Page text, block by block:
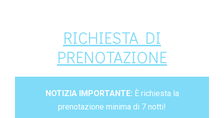
RICHIESTA DI
PRENOTAZIONE
NOTIZIA IMPORTANTE: È richiesta la
prenotazione minima di 7 notti!